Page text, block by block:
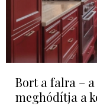
Bort a falra –
meghódítja a